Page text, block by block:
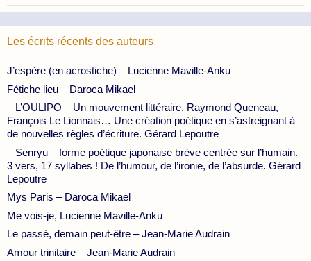
Les écrits récents des auteurs
J’espère (en acrostiche) – Lucienne Maville-Anku
Fétiche lieu – Daroca Mikael
– L’OULIPO – Un mouvement littéraire, Raymond Queneau,
François Le Lionnais… Une création poétique en s’astreignant à
de nouvelles règles d’écriture. Gérard Lepoutre
– Senryu – forme poétique japonaise brève centrée sur l’humain.
3 vers, 17 syllabes ! De l’humour, de l’ironie, de l’absurde. Gérard
Lepoutre
Mys Paris – Daroca Mikael
Me vois-je, Lucienne Maville-Anku
Le passé, demain peut-être – Jean-Marie Audrain
Amour trinitaire – Jean-Marie Audrain